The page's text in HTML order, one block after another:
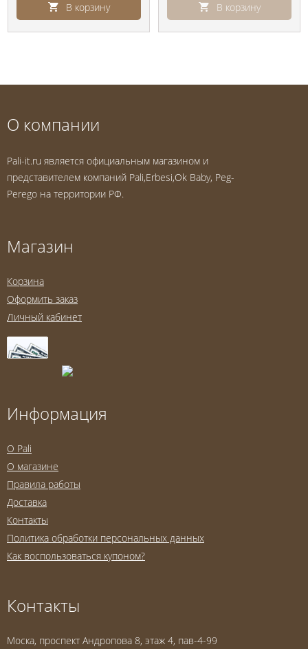
В корзину В корзину
О компании
Pali-it.ru является официальным магазином и
представителем компаний Pali,Erbesi,Ok Baby, Peg-
Perego на территории РФ.
Магазин
Корзина
Оформить заказ
Личный кабинет
Информация
O Pali
О магазине
Правила работы
Доставка
Контакты
Политика обработки персональных данных
Как воспользоваться купоном?
Контакты
Моска, проспект Андропова 8, этаж 4, пав-4-99